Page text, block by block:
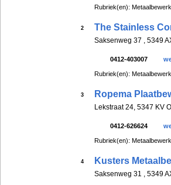
Rubriek(en):
2 The Stainless
Saksenweg 37 , 5349
0412-403007
Rubriek(en):
3 Ropema
Lekstraat 24, 5347 KV
0412-626624
Rubriek(en):
4 Kusters
Saksenweg 31 , 5349